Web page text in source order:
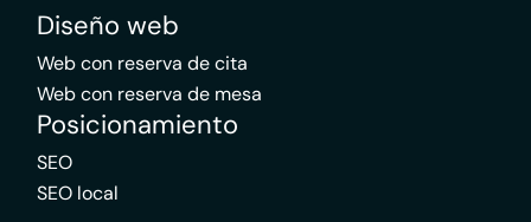
Diseño web
Web con reserva de cita
Web con reserva de mesa
Posicionamiento
SEO
SEO local